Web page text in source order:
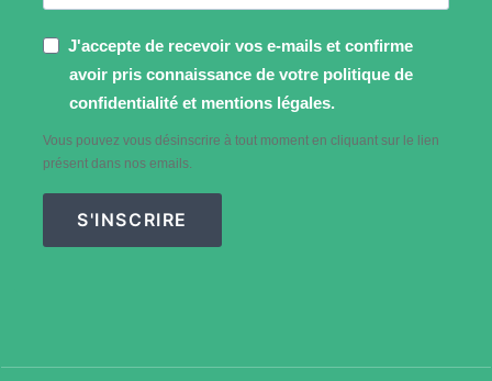
J'accepte de recevoir vos e-mails et confirme
avoir pris connaissance de votre politique de
confidentialité et mentions légales.
Vous pouvez vous désinscrire à tout moment en cliquant sur le lien
présent dans nos emails.
S'INSCRIRE